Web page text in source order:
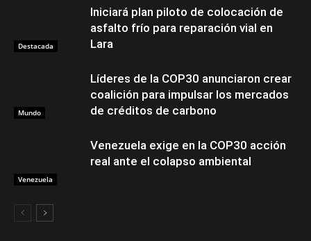
Destacada
Iniciará plan piloto de colocación de
asfalto frío para reparación vial en
Lara
Mundo
Líderes de la COP30 anunciaron crear
coalición para impulsar los mercados
de créditos de carbono
Venezuela
Venezuela exige en la COP30 acción
real ante el colapso ambiental